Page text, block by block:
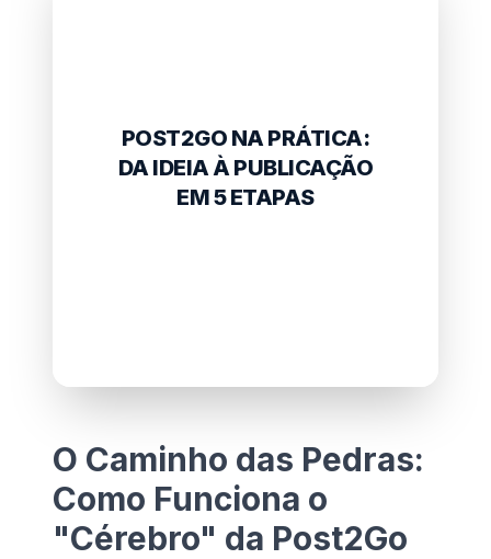
POST2GO NA PRÁTICA:
DA IDEIA À PUBLICAÇÃO
EM 5 ETAPAS
O Caminho das Pedras:
Como Funciona o
"Cérebro" da Post2Go